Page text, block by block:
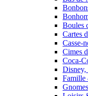
Boules
Cartes
Casse-
Cimes
Coca-
Disney,
Famille